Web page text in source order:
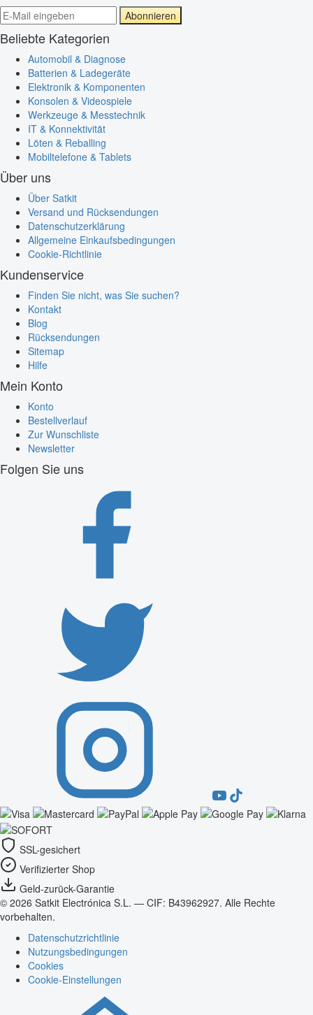
Abonnieren
Beliebte Kategorien
Automobil & Diagnose
Batterien & Ladegeräte
Elektronik & Komponenten
Konsolen & Videospiele
Werkzeuge & Messtechnik
IT & Konnektivität
Löten & Reballing
Mobiltelefone & Tablets
Über uns
Über Satkit
Versand und Rücksendungen
Datenschutzerklärung
Allgemeine Einkaufsbedingungen
Cookie-Richtlinie
Kundenservice
Finden Sie nicht, was Sie suchen?
Kontakt
Blog
Rücksendungen
Sitemap
Hilfe
Mein Konto
Konto
Bestellverlauf
Zur Wunschliste
Newsletter
Folgen Sie uns
SSL-gesichert
Verifizierter Shop
Geld-zurück-Garantie
© 2026 Satkit Electrónica S.L. — CIF: B43962927. Alle Rechte
vorbehalten.
Datenschutzrichtlinie
Nutzungsbedingungen
Cookies
Cookie-Einstellungen